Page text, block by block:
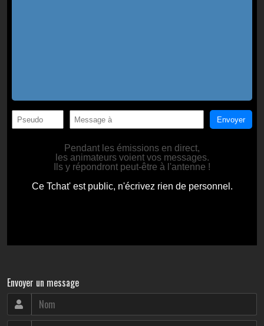
Envoyer un message